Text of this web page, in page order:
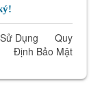
Dụng
Quy
Định Bảo Mật